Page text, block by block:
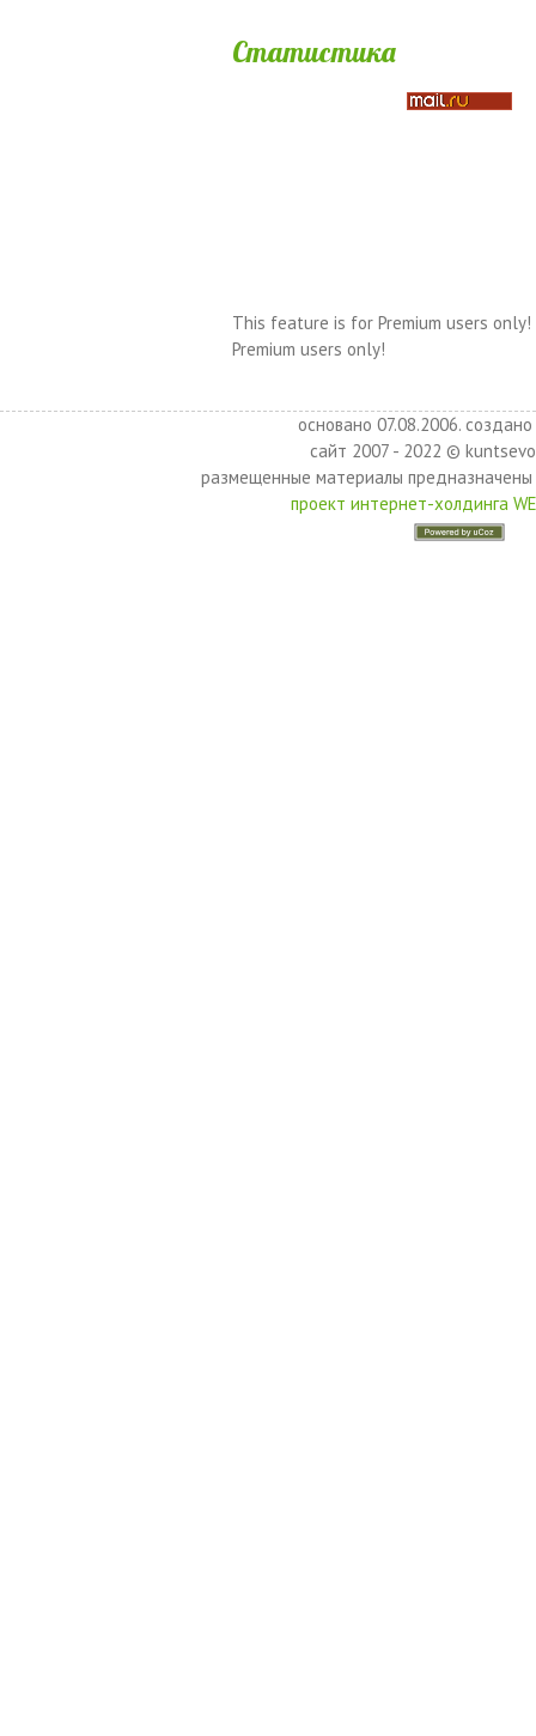
Статистика
This feature is for Premium users only!
Premium users only!
основано 07.08.2006.
сайт 2007 - 2022 ©
размещенные материалы
проект интернет-холдинга